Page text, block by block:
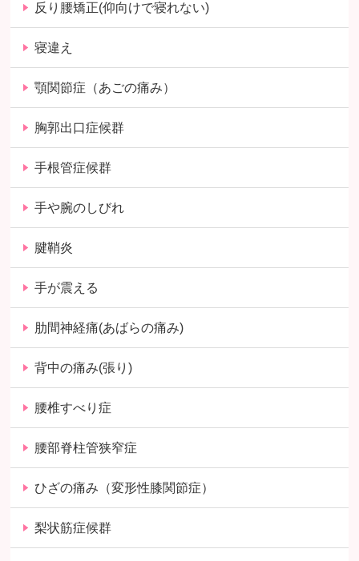
反り腰矯正(仰向けで寝れない)
寝違え
顎関節症（あごの痛み）
胸郭出口症候群
手根管症候群
手や腕のしびれ
腱鞘炎
手が震える
肋間神経痛(あばらの痛み)
背中の痛み(張り)
腰椎すべり症
腰部脊柱管狭窄症
ひざの痛み（変形性膝関節症）
梨状筋症候群